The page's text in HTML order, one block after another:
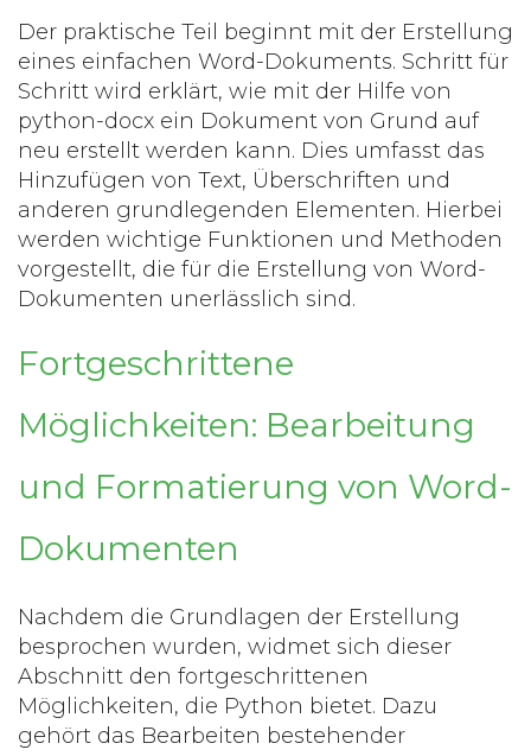
Der praktische Teil beginnt mit der Erstellung
eines einfachen Word-Dokuments. Schritt für
Schritt wird erklärt, wie mit der Hilfe von
python-docx ein Dokument von Grund auf
neu erstellt werden kann. Dies umfasst das
Hinzufügen von Text, Überschriften und
anderen grundlegenden Elementen. Hierbei
werden wichtige Funktionen und Methoden
vorgestellt, die für die Erstellung von Word-
Dokumenten unerlässlich sind.
Fortgeschrittene
Möglichkeiten: Bearbeitung
und Formatierung von Word-
Dokumenten
Nachdem die Grundlagen der Erstellung
besprochen wurden, widmet sich dieser
Abschnitt den fortgeschrittenen
Möglichkeiten, die Python bietet. Dazu
gehört das Bearbeiten bestehender